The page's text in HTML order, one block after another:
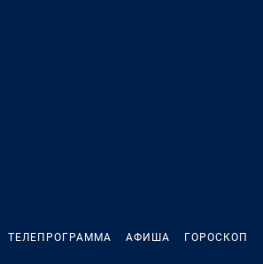
ТЕЛЕПРОГРАММА АФИША ГОРОСКОП